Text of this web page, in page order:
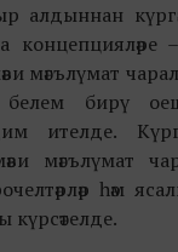
алдыннан
концепцияләре
мәгълүмат
белем бирү
ителде.
мәгълүмат
һәм